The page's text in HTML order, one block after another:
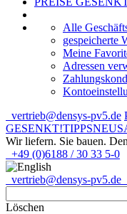
Alle
gespeicherte
Meine
Adressen
vertrieb@densys-pv5.de
GESENKT!TIPPSNEU
Wir liefern. Sie bauen.
+49 (0)6188 / 30 33 5-0
vertrieb@densys-pv5.de
Löschen